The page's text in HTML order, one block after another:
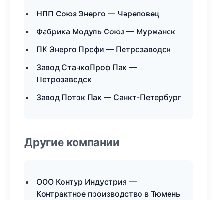
НПП Союз Энерго — Череповец
Фабрика Модуль Союз — Мурманск
ПК Энерго Профи — Петрозаводск
Завод СтанкоПроф Пак —
Петрозаводск
Завод Поток Пак — Санкт-Петербург
Другие компании
ООО Контур Индустрия —
Контрактное производство в Тюмень